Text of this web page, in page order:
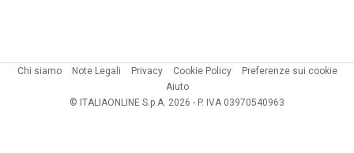
Chi siamo Note Legali Privacy Cookie Policy
Preferenze sui cookie
Aiuto
© ITALIAONLINE S.p.A. 2026 - P. IVA 03970540963